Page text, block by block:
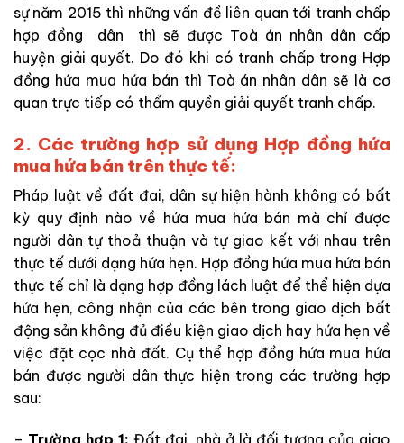
sự năm 2015 thì những vấn đề liên quan tới tranh chấp
hợp đồng dân thì sẽ được Toà án nhân dân cấp
huyện giải quyết. Do đó khi có tranh chấp trong Hợp
đồng hứa mua hứa bán thì Toà án nhân dân sẽ là cơ
quan trực tiếp có thẩm quyền giải quyết tranh chấp.
2. Các trường hợp sử dụng Hợp đồng hứa
mua hứa bán trên thực tế:
Pháp luật về đất đai, dân sự hiện hành không có bất
kỳ quy định nào về hứa mua hứa bán mà chỉ được
người dân tự thoả thuận và tự giao kết với nhau trên
thực tế dưới dạng hứa hẹn. Hợp đồng hứa mua hứa bán
thực tế chỉ là dạng hợp đồng lách luật để thể hiện dựa
hứa hẹn, công nhận của các bên trong giao dịch bất
động sản không đủ điều kiện giao dịch hay hứa hẹn về
việc đặt cọc nhà đất. Cụ thể hợp đồng hứa mua hứa
bán được người dân thực hiện trong các trường hợp
sau:
– Trường hợp 1: Đất đai, nhà ở là đối tượng của giao